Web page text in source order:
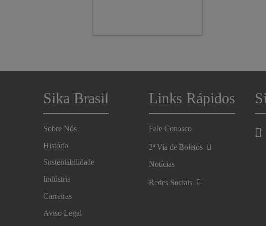
Sika Brasil
Sobre Nós
História
Sustentabilidade
Indústria
Carreiras
Aviso Legal
Links Rápidos
Fale Conosco
2ª Via de Boletos
Notícias
Redes Sociais